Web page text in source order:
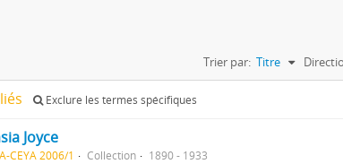
Trier par: Titre
Exclure les termes spécifiques
Joyce
CEYA 2006/1 Collection 1890 - 1933